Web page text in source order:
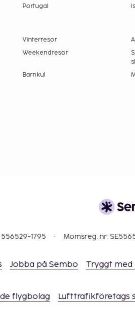
Portugal
Vinterresor
Weekendresor
Barnkul
1795 Momsreg. nr:
Jobba på Sembo Tryggt med
flygbolag Lufttrafikföretags